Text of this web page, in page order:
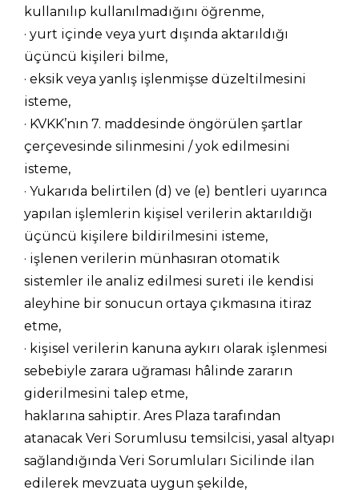
kullanılıp kullanılmadığını öğrenme,
· yurt içinde veya yurt dışında aktarıldığı
üçüncü kişileri bilme,
· eksik veya yanlış işlenmişse düzeltilmesini
isteme,
· KVKK’nın 7. maddesinde öngörülen şartlar
çerçevesinde silinmesini / yok edilmesini
isteme,
· Yukarıda belirtilen (d) ve (e) bentleri uyarınca
yapılan işlemlerin kişisel verilerin aktarıldığı
üçüncü kişilere bildirilmesini isteme,
· işlenen verilerin münhasıran otomatik
sistemler ile analiz edilmesi sureti ile kendisi
aleyhine bir sonucun ortaya çıkmasına itiraz
etme,
· kişisel verilerin kanuna aykırı olarak işlenmesi
sebebiyle zarara uğraması hâlinde zararın
giderilmesini talep etme,
haklarına sahiptir. Ares Plaza tarafından
atanacak Veri Sorumlusu temsilcisi, yasal altyapı
sağlandığında Veri Sorumluları Sicilinde ilan
edilerek mevzuata uygun şekilde,